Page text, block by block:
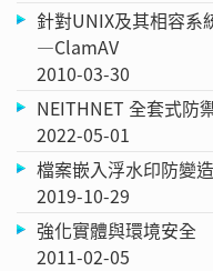
針對UNIX及其相容
—ClamAV
2010-03-30
NEITHNET 全套式
2022-05-01
檔案嵌入浮水印防變
2019-10-29
強化實體與環境安全
2011-02-05